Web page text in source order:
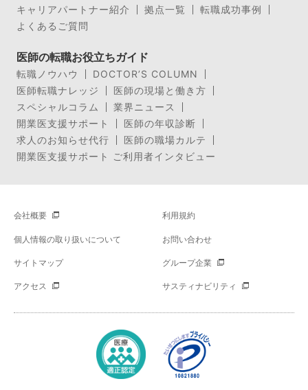
キャリアパートナー紹介
拠点一覧
転職成功事例
よくあるご質問
医師の転職お役立ちガイド
転職ノウハウ
DOCTOR’S COLUMN
医師転職ナレッジ
医師の現場と働き方
スペシャルコラム
業界ニュース
開業医支援サポート
医師の年収診断
求人のお知らせ代行
医師の職場カルテ
開業医支援サポート ご利用者インタビュー
会社概要 利用規約
個人情報の取り扱いについて お問い合わせ
サイトマップ グループ企業
アクセス サスティナビリティ